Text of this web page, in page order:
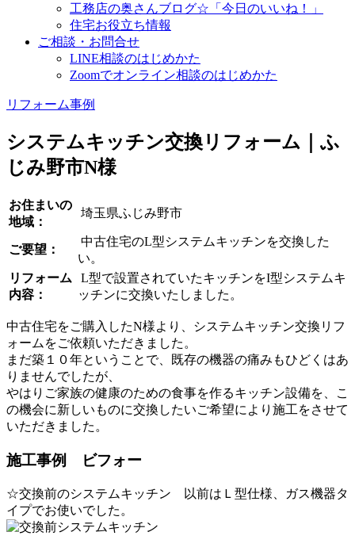
工務店の奥さんブログ☆「今日のいいね！」
住宅お役立ち情報
ご相談・お問合せ
LINE相談のはじめかた
Zoomでオンライン相談のはじめかた
リフォーム事例
システムキッチン交換リフォーム｜ふ
じみ野市N様
お住まいの
地域：
埼玉県ふじみ野市
ご要望：
中古住宅のL型システムキッチンを交換した
い。
リフォーム
内容：
L型で設置されていたキッチンをI型システムキ
ッチンに交換いたしました。
中古住宅をご購入したN様より、システムキッチン交換リフ
ォームをご依頼いただきました。
まだ築１０年ということで、既存の機器の痛みもひどくはあ
りませんでしたが、
やはりご家族の健康のための食事を作るキッチン設備を、こ
の機会に新しいものに交換したいご希望により施工をさせて
いただきました。
施工事例 ビフォー
☆交換前のシステムキッチン 以前はＬ型仕様、ガス機器タ
イプでお使いでした。